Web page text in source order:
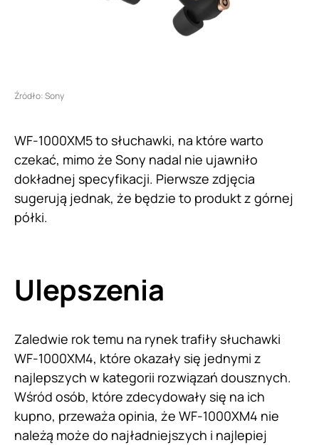
Źródło: Sony
WF-1000XM5 to słuchawki, na które warto
czekać, mimo że Sony nadal nie ujawniło
dokładnej specyfikacji. Pierwsze zdjęcia
sugerują jednak, że będzie to produkt z górnej
półki.
Ulepszenia
Zaledwie rok temu na rynek trafiły słuchawki
WF-1000XM4, które okazały się jednymi z
najlepszych w kategorii rozwiązań dousznych.
Wśród osób, które zdecydowały się na ich
kupno, przeważa opinia, że WF-1000XM4 nie
należą może do najładniejszych i najlepiej